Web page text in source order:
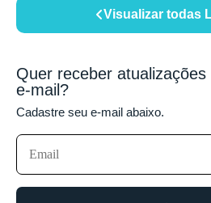
Visualizar todas
Quer receber
e-mail?
Cadastre seu e-mail abaixo.